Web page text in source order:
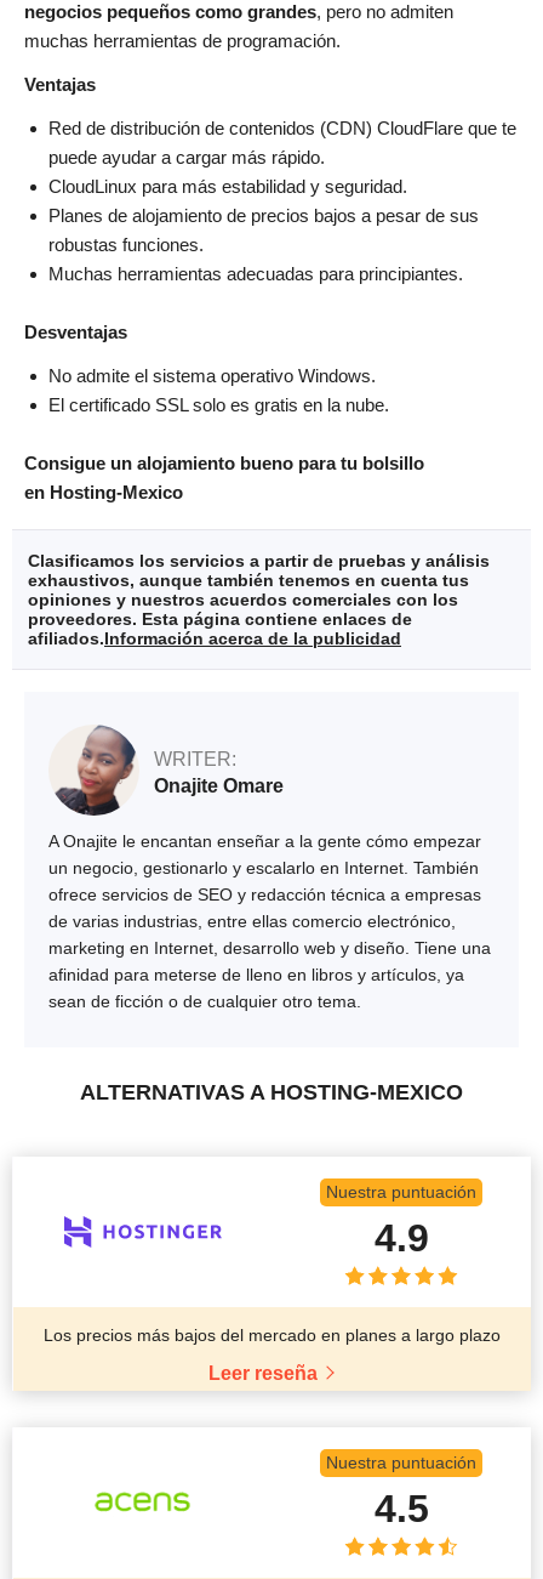
negocios pequeños como grandes, pero no admiten
muchas herramientas de programación.
Ventajas
Red de distribución de contenidos (CDN) CloudFlare que te
puede ayudar a cargar más rápido.
CloudLinux para más estabilidad y seguridad.
Planes de alojamiento de precios bajos a pesar de sus
robustas funciones.
Muchas herramientas adecuadas para principiantes.
Desventajas
No admite el sistema operativo Windows.
El certificado SSL solo es gratis en la nube.
Consigue un alojamiento bueno para tu bolsillo
en Hosting-Mexico
Clasificamos los servicios a partir de pruebas y análisis
exhaustivos, aunque también tenemos en cuenta tus
opiniones y nuestros acuerdos comerciales con los
proveedores. Esta página contiene enlaces de
afiliados.Información acerca de la publicidad
WRITER:
Onajite Omare
A Onajite le encantan enseñar a la gente cómo empezar
un negocio, gestionarlo y escalarlo en Internet. También
ofrece servicios de SEO y redacción técnica a empresas
de varias industrias, entre ellas comercio electrónico,
marketing en Internet, desarrollo web y diseño. Tiene una
afinidad para meterse de lleno en libros y artículos, ya
sean de ficción o de cualquier otro tema.
ALTERNATIVAS A HOSTING-MEXICO
Nuestra puntuación
4.9
Los precios más bajos del mercado en planes a largo plazo
Leer reseña
Nuestra puntuación
4.5